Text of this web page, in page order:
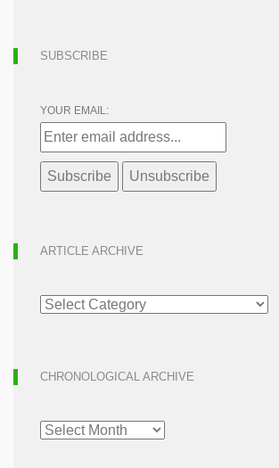
SUBSCRIBE
YOUR EMAIL:
ARTICLE ARCHIVE
ARTICLE
ARCHIVE
CHRONOLOGICAL ARCHIVE
CHRONOLOGICAL
ARCHIVE